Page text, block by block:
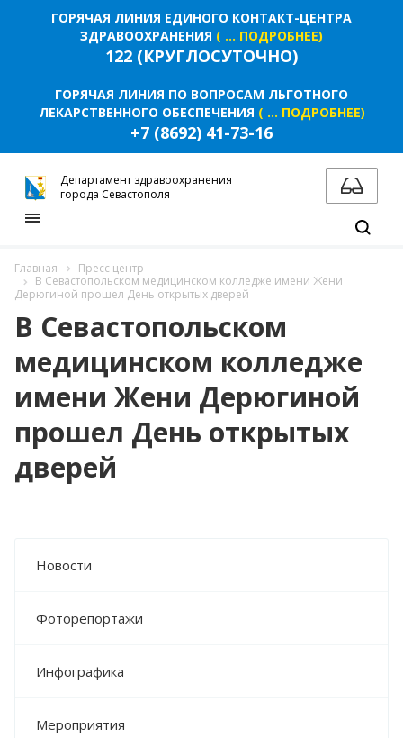
Главная
Пресс центр
В Севастопольском медицинском колледже имени Жени
Дерюгиной прошел День открытых дверей
В Севастопольском
медицинском колледже
имени Жени Дерюгиной
прошел День открытых
дверей
Новости
Фоторепортажи
Инфографика
Мероприятия
ГОРЯЧАЯ ЛИНИЯ ЕДИНОГО КОНТАКТ-ЦЕНТРА
ЗДРАВООХРАНЕНИЯ ( ... ПОДРОБНЕЕ)
122 (КРУГЛОСУТОЧНО)
ГОРЯЧАЯ ЛИНИЯ ПО ВОПРОСАМ ЛЬГОТНОГО
ЛЕКАРСТВЕННОГО ОБЕСПЕЧЕНИЯ ( ... ПОДРОБНЕЕ)
+7 (8692) 41-73-16
Департамент здравоохранения
города Севастополя